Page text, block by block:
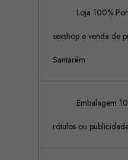
Loja 100%
sexshop e venda de
Santarém
Embalagem
rótulos ou